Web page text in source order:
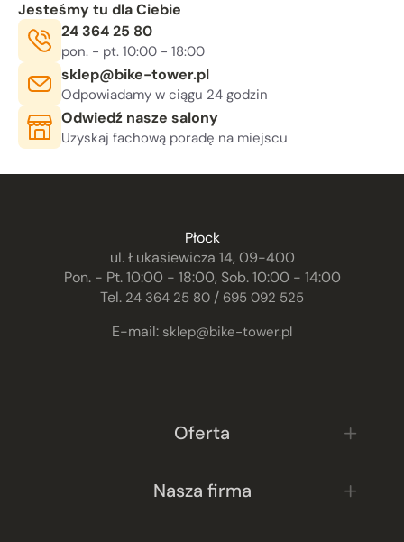
Jesteśmy tu dla Ciebie
Telefon:
24 364 25 80
Godziny otwarcia:
pon. - pt. 10:00 - 18:00, sob. 10:00 - 14:00
E-mail:
sklep@bike-tower.pl
Odpowiadamy w ciągu 24 godzin
Odwiedź nasze salony
Uzyskaj fachową poradę na miejscu
Płock
ul. Łukasiewicza 14, 09-400
Pon. - Pt. 10:00 - 18:00, Sob. 10:00 - 14:00
Tel. 24 364 25 80 / 695 092 525
E-mail: sklep@bike-tower.pl
Oferta
Nasza firma